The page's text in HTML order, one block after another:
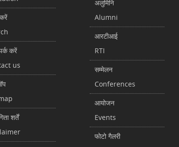
करें
us
शर्तें
अलुमिनि
Alumni
आरटीआई
RTI
सम्मेलन
Conferences
आयोजन
Events
फोटो गैलरी